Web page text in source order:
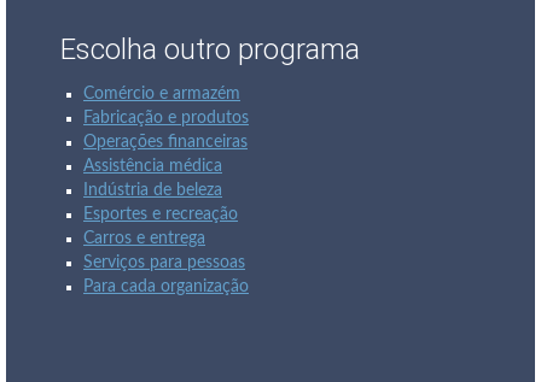
Escolha outro programa
Comércio e armazém
Fabricação e produtos
Operações financeiras
Assistência médica
Indústria de beleza
Esportes e recreação
Carros e entrega
Serviços para pessoas
Para cada organização